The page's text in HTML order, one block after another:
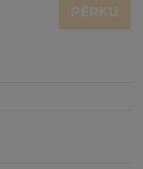
PĒRKU